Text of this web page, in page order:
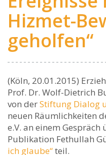
Hizmet-
geholfen“
(Köln, 20.01.2015)
Prof. Dr. Wolf-Dietrich
von derStiftung Dialog
neuen Räumlichkeiten
e.V. an einem
Publikation Fethullah
ich glaube“teil.